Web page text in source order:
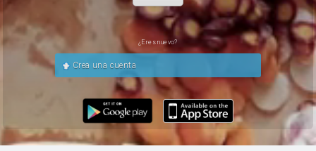
¿Eres nuevo?
Crea una cuenta